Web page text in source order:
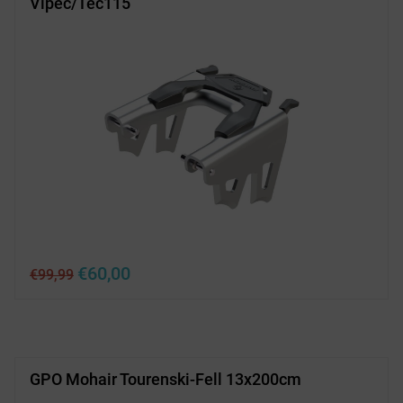
Vipec/Tec115
€99,99 Ursprünglicher
Preis
€60,00
GPO Mohair Tourenski-Fell 13x200cm